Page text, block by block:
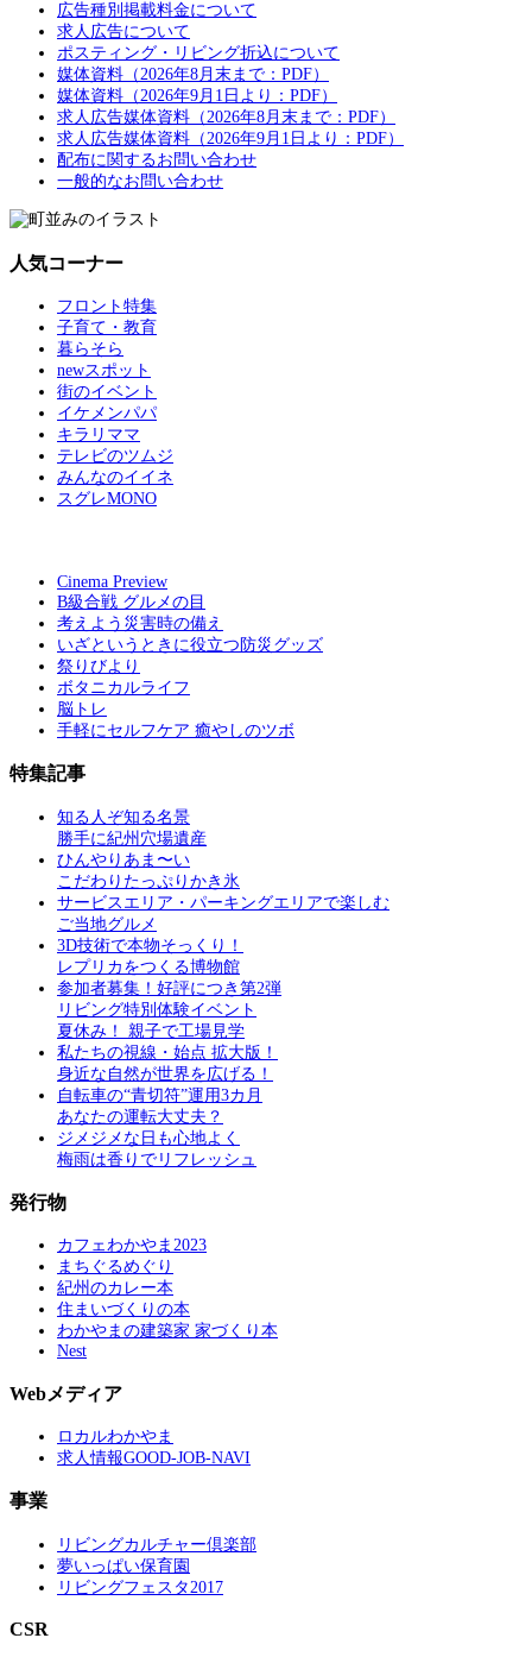
広告種別掲載料金について
求人広告について
ポスティング・リビング折込について
媒体資料（2026年8月末まで：PDF）
媒体資料（2026年9月1日より：PDF）
求人広告媒体資料（2026年8月末まで：PDF）
求人広告媒体資料（2026年9月1日より：PDF）
配布に関するお問い合わせ
一般的なお問い合わせ
人気コーナー
フロント特集
子育て・教育
暮らそら
newスポット
街のイベント
イケメンパパ
キラリママ
テレビのツムジ
みんなのイイネ
スグレMONO
Cinema Preview
B級合戦 グルメの目
考えよう災害時の備え
いざというときに役立つ防災グッズ
祭りびより
ボタニカルライフ
脳トレ
手軽にセルフケア 癒やしのツボ
特集記事
知る人ぞ知る名景
勝手に紀州穴場遺産
ひんやりあま〜い
こだわりたっぷりかき氷
サービスエリア・パーキングエリアで楽しむ
ご当地グルメ
3D技術で本物そっくり！
レプリカをつくる博物館
参加者募集！好評につき第2弾
リビング特別体験イベント
夏休み！ 親子で工場見学
私たちの視線・始点 拡大版！
身近な自然が世界を広げる！
自転車の“青切符”運用3カ月
あなたの運転大丈夫？
ジメジメな日も心地よく
梅雨は香りでリフレッシュ
発行物
カフェわかやま2023
まちぐるめぐり
紀州のカレー本
住まいづくりの本
わかやまの建築家 家づくり本
Nest
Webメディア
ロカルわかやま
求人情報GOOD-JOB-NAVI
事業
リビングカルチャー倶楽部
夢いっぱい保育園
リビングフェスタ2017
CSR